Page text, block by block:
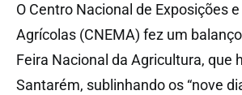
O Centro Nacional de Exposições
Agrícolas (CNEMA) fez um
Feira Nacional da Agricultura, que
Santarém, sublinhando os “nove